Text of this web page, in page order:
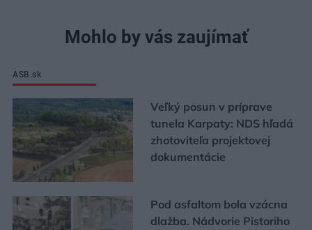
Mohlo by vás zaujímať
ASB.sk
Veľký posun v príprave
tunela Karpaty: NDS hľadá
zhotoviteľa projektovej
dokumentácie
Pod asfaltom bola vzácna
dlažba. Nádvorie Pistoriho